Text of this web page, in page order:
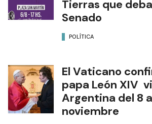
Tierras que
Senado
POLÍTICA
El Vaticano
papa León XIV
Argentina del 8
noviembre